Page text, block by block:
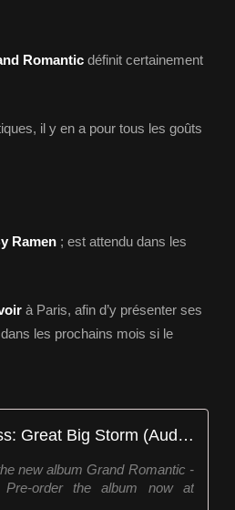
Romantic définit certainement
il y en a pour tous les goûts
Ramen ; est attendu dans les
à Paris, afin d’y présenter ses
les prochains mois si le
Nate Ruess: Great Big Storm (Audio)
new album Grand Romantic -
order the album now at